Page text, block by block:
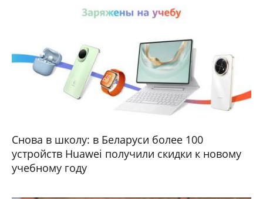
Снова в школу: в Беларуси более 100
устройств Huawei получили скидки к новому
учебному году